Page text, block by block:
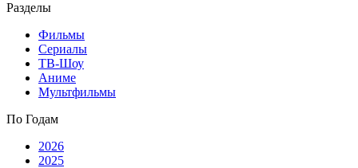
Разделы
Фильмы
Сериалы
ТВ-Шоу
Аниме
Мультфильмы
По Годам
2026
2025